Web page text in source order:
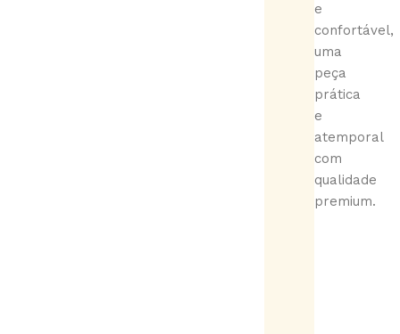
e
confortável,
uma
peça
prática
e
atemporal
com
qualidade
premium.